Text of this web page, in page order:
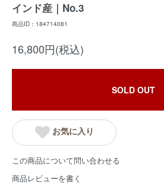
インド産｜No.3
商品ID：184714081
16,800円(税込)
SOLD OUT
お気に入り
この商品について問い合わせる
商品レビューを書く